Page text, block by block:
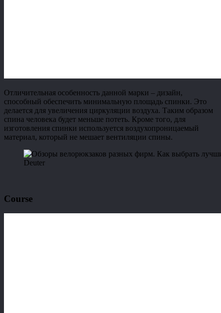
Отличительная особенность данной марки – дизайн,
способный обеспечить минимальную площадь спинки. Это
делается для увеличения циркуляции воздуха. Таким образом
спина человека будет меньше потеть. Кроме того, для
изготовления спинки используется воздухопроницаемый
материал, который не мешает вентиляции спины.
Deuter
Course